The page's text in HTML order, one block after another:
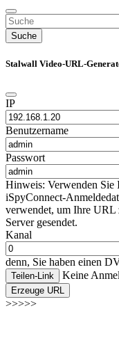
Suche
Stalwall Video-URL-
IP
Benutzername
Passwort
Hinweis: Verwenden Sie
iSpyConnect-
verwendet, um Ihre URL
Server gesendet.
Kanal
denn, Sie haben einen
Teilen-Link Keine
Erzeuge URL
>>>>>